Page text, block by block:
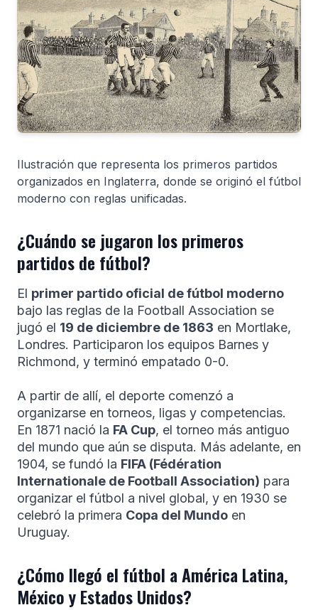
Ilustración que representa los primeros partidos
organizados en Inglaterra, donde se originó el fútbol
moderno con reglas unificadas.
¿Cuándo se jugaron los primeros
partidos de fútbol?
El primer partido oficial de fútbol moderno
bajo las reglas de la Football Association se
jugó el 19 de diciembre de 1863 en Mortlake,
Londres. Participaron los equipos Barnes y
Richmond, y terminó empatado 0-0.
A partir de allí, el deporte comenzó a
organizarse en torneos, ligas y competencias.
En 1871 nació la FA Cup, el torneo más antiguo
del mundo que aún se disputa. Más adelante, en
1904, se fundó la FIFA (Fédération
Internationale de Football Association) para
organizar el fútbol a nivel global, y en 1930 se
celebró la primera Copa del Mundo en
Uruguay.
¿Cómo llegó el fútbol a América Latina,
México y Estados Unidos?